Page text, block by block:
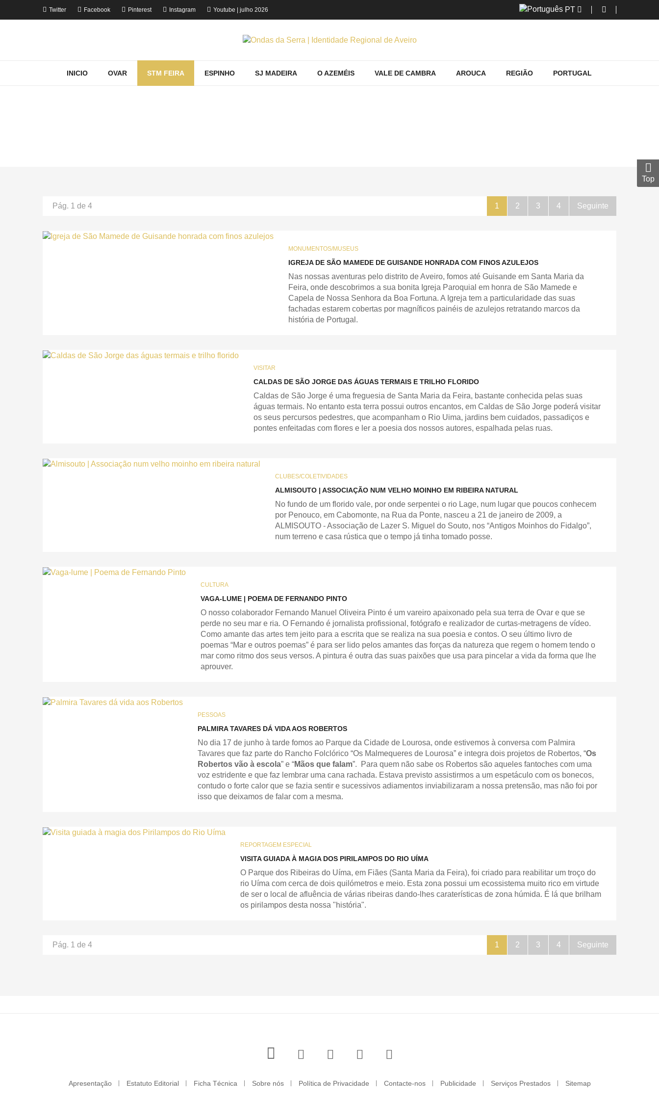
Twitter Facebook Pinterest Instagram Youtube | julho 2026 PT
INICIO OVAR STM FEIRA ESPINHO SJ MADEIRA O AZEMÉIS VALE DE CAMBRA AROUCA REGIÃO PORTUGAL
1 2 3 4 Seguinte
Pág. 1 de 4
MONUMENTOS/MUSEUS
IGREJA DE SÃO MAMEDE DE GUISANDE HONRADA COM FINOS AZULEJOS
Nas nossas aventuras pelo distrito de Aveiro, fomos até Guisande em Santa Maria da
Feira, onde descobrimos a sua bonita Igreja Paroquial em honra de São Mamede e
Capela de Nossa Senhora da Boa Fortuna. A Igreja tem a particularidade das suas
fachadas estarem cobertas por magníficos painéis de azulejos retratando marcos da
história de Portugal.
VISITAR
CALDAS DE SÃO JORGE DAS ÁGUAS TERMAIS E TRILHO FLORIDO
Caldas de São Jorge é uma freguesia de Santa Maria da Feira, bastante conhecida pelas suas
águas termais. No entanto esta terra possui outros encantos, em Caldas de São Jorge poderá visitar
os seus percursos pedestres, que acompanham o Rio Uima, jardins bem cuidados, passadiços e
pontes enfeitadas com flores e ler a poesia dos nossos autores, espalhada pelas ruas.
CLUBES/COLETIVIDADES
ALMISOUTO | ASSOCIAÇÃO NUM VELHO MOINHO EM RIBEIRA NATURAL
No fundo de um florido vale, por onde serpentei o rio Lage, num lugar que poucos conhecem
por Penouco, em Cabomonte, na Rua da Ponte, nasceu a 21 de janeiro de 2009, a
ALMISOUTO - Associação de Lazer S. Miguel do Souto, nos “Antigos Moinhos do Fidalgo”,
num terreno e casa rústica que o tempo já tinha tomado posse.
CULTURA
VAGA-LUME | POEMA DE FERNANDO PINTO
O nosso colaborador Fernando Manuel Oliveira Pinto é um vareiro apaixonado pela sua terra de Ovar e que se
perde no seu mar e ria. O Fernando é jornalista profissional, fotógrafo e realizador de curtas-metragens de vídeo.
Como amante das artes tem jeito para a escrita que se realiza na sua poesia e contos. O seu último livro de
poemas “Mar e outros poemas” é para ser lido pelos amantes das forças da natureza que regem o homem tendo o
mar como ritmo dos seus versos. A pintura é outra das suas paixões que usa para pincelar a vida da forma que lhe
aprouver.
PESSOAS
PALMIRA TAVARES DÁ VIDA AOS ROBERTOS
No dia 17 de junho à tarde fomos ao Parque da Cidade de Lourosa, onde estivemos à conversa com Palmira
Tavares que faz parte do Rancho Folclórico “Os Malmequeres de Lourosa” e integra dois projetos de Robertos, “Os
Robertos vão à escola” e “Mãos que falam”. Para quem não sabe os Robertos são aqueles fantoches com uma
voz estridente e que faz lembrar uma cana rachada. Estava previsto assistirmos a um espetáculo com os bonecos,
contudo o forte calor que se fazia sentir e sucessivos adiamentos inviabilizaram a nossa pretensão, mas não foi por
isso que deixamos de falar com a mesma.
REPORTAGEM ESPECIAL
VISITA GUIADA À MAGIA DOS PIRILAMPOS DO RIO UÍMA
O Parque dos Ribeiras do Uíma, em Fiães (Santa Maria da Feira), foi criado para reabilitar um troço do
rio Uíma com cerca de dois quilómetros e meio. Esta zona possui um ecossistema muito rico em virtude
de ser o local de afluência de várias ribeiras dando-lhes caraterísticas de zona húmida. É lá que brilham
os pirilampos desta nossa "história".
1 2 3 4 Seguinte
Pág. 1 de 4
Apresentação Estatuto Editorial Ficha Técnica Sobre nós Política de Privacidade Contacte-nos Publicidade Serviços Prestados Sitemap
Top